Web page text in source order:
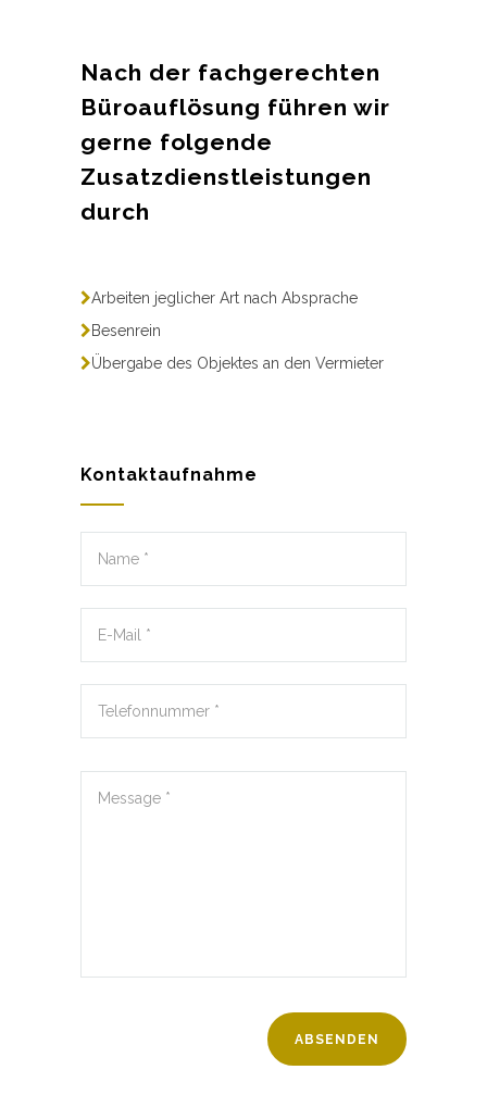
Nach der fachgerechten
Büroauflösung führen wir
gerne folgende
Zusatzdienstleistungen
durch
Arbeiten jeglicher Art nach Absprache
Besenrein
Übergabe des Objektes an den Vermieter
Kontaktaufnahme